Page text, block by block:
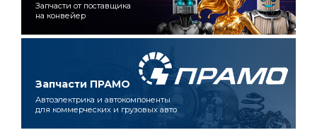
Запчасти от поставщика
на конвейер
Запчасти ПРАМО
Автоэлектрика и автокомпоненты
для коммерческих и грузовых авто